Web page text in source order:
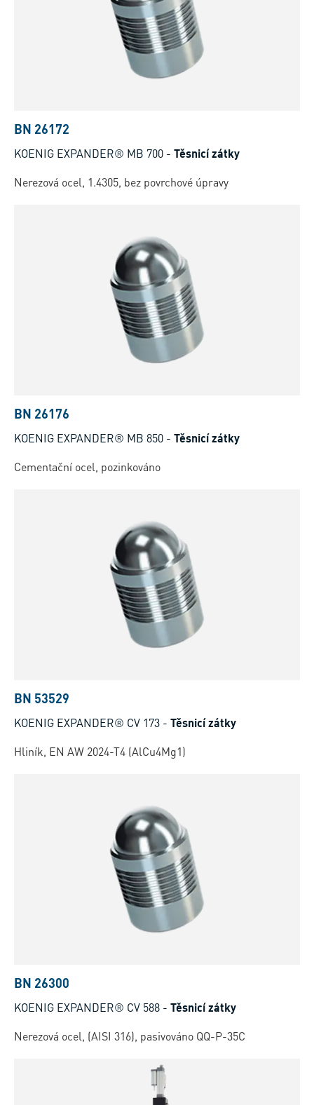
BN 26172
KOENIG EXPANDER® MB 700 - Těsnicí zátky
Nerezová ocel, 1.4305, bez povrchové úpravy
BN 26176
KOENIG EXPANDER® MB 850 - Těsnicí zátky
Cementační ocel, pozinkováno
BN 53529
KOENIG EXPANDER® CV 173 - Těsnicí zátky
Hliník, EN AW 2024-T4 (AlCu4Mg1)
BN 26300
KOENIG EXPANDER® CV 588 - Těsnicí zátky
Nerezová ocel, (AISI 316), pasivováno QQ-P-35C